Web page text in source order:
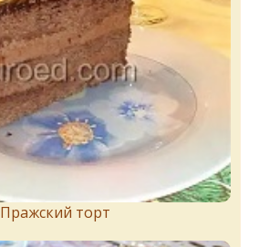
Пражский торт